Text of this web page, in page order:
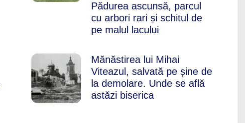
Pădurea ascunsă, parcul
cu arbori rari și schitul de
pe malul lacului
Mănăstirea lui Mihai
Viteazul, salvată pe șine de
la demolare. Unde se află
astăzi biserica